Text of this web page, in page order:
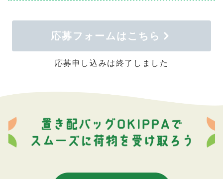
応募フォームはこちら
応募申し込みは終了しました